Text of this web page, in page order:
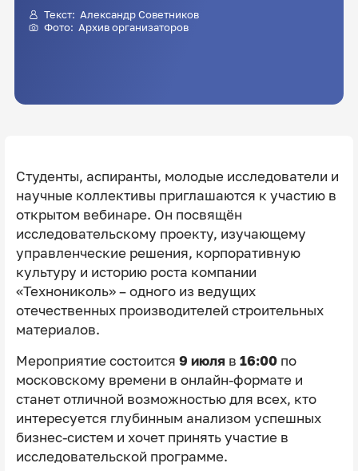
Текст: Александр Советников
Фото: Архив организаторов
Студенты, аспиранты, молодые исследователи и
научные коллективы приглашаются к участию в
открытом вебинаре. Он посвящён
исследовательскому проекту, изучающему
управленческие решения, корпоративную
культуру и историю роста компании
«Технониколь» – одного из ведущих
отечественных производителей строительных
материалов.
Мероприятие состоится 9 июля в 16:00 по
московскому времени в онлайн-формате и
станет отличной возможностью для всех, кто
интересуется глубинным анализом успешных
бизнес-систем и хочет принять участие в
исследовательской программе.